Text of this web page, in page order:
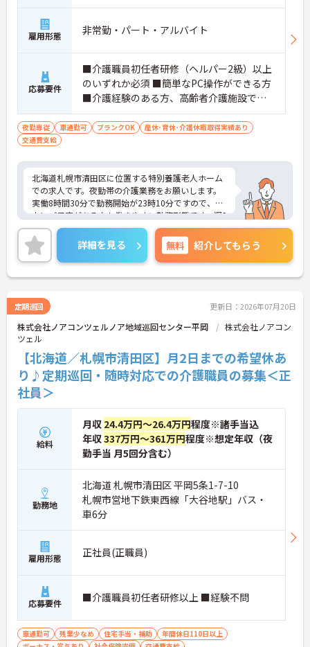
雇用形態 非常勤・パート・アルバイト
応募要件
■介護職員初任者研修（ヘルパー2級）以上
のいずれか必須 ■簡単なPC操作ができる方
■介護経験のある方、高齢者介護施設での
夜勤経験のある方歓迎（ブランク可）
夜勤専従 車通勤可 ブランクOK
産休･育休･介護休暇取得実績あり
交通費支給
北海道札幌市清田区に位置する特別養護老人ホーム
での求人です。夜勤帯の介護業務をお願いします。
実働8時間30分で勤務開始が23時10分ですので、日
中にご予定がある方も働きやすい勤務形態です。週2
回のみの勤務で時間を有効活用していただけます☆
ご興味のある方には、面接対策ポイントなど、さら
に詳細をご案内しますのでお気軽にご相談くださ
い！
詳細を見る 無料 紹介してもらう
定期巡回 更新日：2026年07月20日
株式会社ノアコンツェルノア地域巡回センター平岡
株式会社ノアコン
ツェル
【北海道／札幌市清田区】月2日までの希望休あ
り♪定期巡回・随時対応での介護職員の募集＜正
社員＞
給料
月収 24.4万円～26.4万円程度※諸手当込
年収337万円～361万円程度※想定年収（夜
勤手当 月5回分含む）
勤務地
北海道 札幌市清田区 平岡5条1-7-10
札幌市営地下鉄東西線「大谷地駅」バス・
車6分
雇用形態 正社員(正職員)
応募要件 ■介護職員初任者研修以上 ■経験不問
車通勤可 残業少なめ 住宅手当・補助
年間休日110日以上